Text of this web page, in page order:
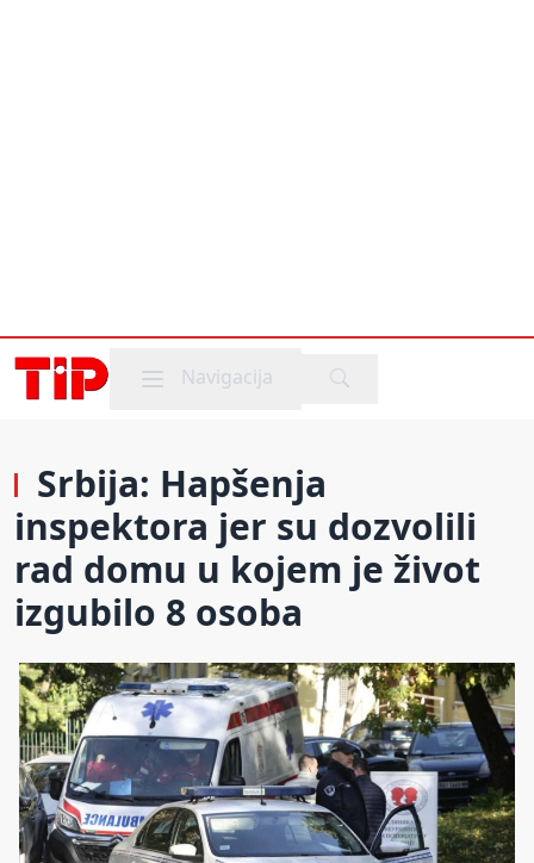
Mobile menu
Navigacija
Srbija: Hapšenja
inspektora jer su dozvolili
rad domu u kojem je život
izgubilo 8 osoba